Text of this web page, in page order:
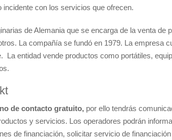
con los servicios que ofrecen.
de Alemania que se encarga de la venta de
La compañía se fundó en 1979. La empresa
La entidad vende productos como portátiles,
de contacto gratuito, por ello tendrás
y servicios. Los operadores podrán
de financiación, solicitar servicio de